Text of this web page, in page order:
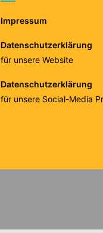
Impressum
Datenschutzerklärung
für unsere Website
Datenschutzerklärung
für unsere Social-Media